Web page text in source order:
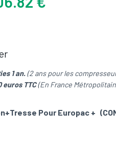
€.
1 an.(2 ans pour les
euros TTC(En France
Pour Europac +